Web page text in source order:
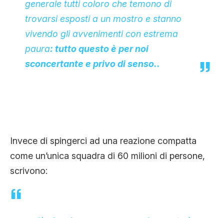
generale tutti coloro che temono di
trovarsi esposti a un mostro e stanno
vivendo gli avvenimenti con estrema
paura: tutto questo è per noi
sconcertante e privo di senso..
Invece di spingerci ad una reazione compatta
come un’unica squadra di 60 milioni di persone,
scrivono: